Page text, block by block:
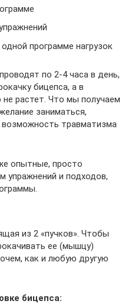
программе нагрузок
по 2-4 часа в день,
бицепса, а в
растет. Что мы получаем
заниматься,
травматизма
опытные, просто
упражнений и подходов,
из 2 «пучков». Чтобы
ее (мышцу)
как и любую другую
бицепса: